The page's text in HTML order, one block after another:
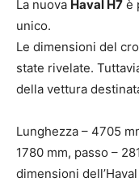
La nuova Haval H7 è
unico.
Le dimensioni del
state rivelate.
della vettura
Lunghezza – 4705
1780 mm, passo –
dimensioni